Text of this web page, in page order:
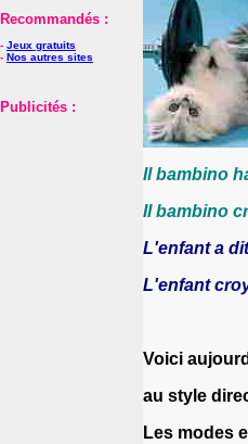
Recommandés :
- Jeux gratuits
- Nos autres sites
Publicités :
Il bambino
Il bambino
L'enfant a
L'enfant
Voici
au style
Les modes